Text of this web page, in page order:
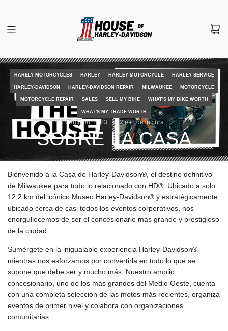
r
i
HARELY MOTORCYCLES HARLEY HARLEY MOTORCYCLE HARLEY SERVICE
HARLEY-DAVIDSON HARLEY-DAVIDSON REPAIR MILWAUKEE MOTORCYCLE
MOTORCYCLE REPAIR SALES SELL MY BIKE WHAT'S MY BIKE WORTH
WHAT'S MY TRADE WORTH
March 08, 2023 2 min de lectura
SOBRE LA CASA
Bienvenido a la Casa de Harley-Davidson®, el destino definitivo
de Milwaukee para todo lo relacionado con HD®. Ubicado a solo
12,2 km del icónico Museo Harley-Davidson® y estratégicamente
ubicado cerca de casi todos los eventos corporativos, nos
enorgullecemos de ser el concesionario más grande y prestigioso
de la ciudad.
Sumérgete en la inigualable experiencia Harley-Davidson®
mientras nos esforzamos por convertirla en todo lo que se
supone que debe ser y mucho más. Nuestro amplio
concesionario, uno de los más grandes del Medio Oeste, cuenta
con una completa selección de las motos más recientes, organiza
eventos de primer nivel y colabora con organizaciones
comunitarias.